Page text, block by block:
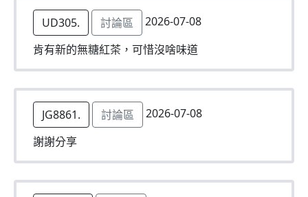
UD305. 討論區
2026-07-08
肯有新的無糖紅茶，可惜沒啥味道
JG8861. 討論區
2026-07-08
謝謝分享